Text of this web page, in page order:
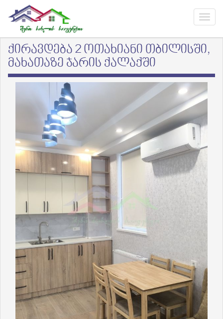
ქირავდება 2 ოთახიანი თბილისში,
მახათაზე ჯარის ქალაქში